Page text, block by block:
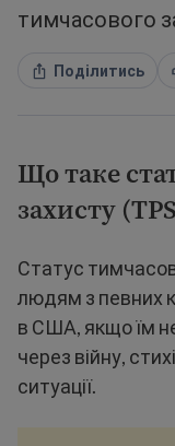
тимчасового
Поділитись
Що таке
захисту
Статус
людям з певних
в США, якщо їм
через війну,
ситуації.